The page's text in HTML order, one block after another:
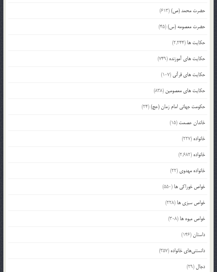
حضرت محمد (ص)(613)
حضرت معصومه (س)(45)
حکایت ها (2,244)
حکایت های آموزنده (749)
حکایت های قرآنی (107)
حکایت های معصومین (838)
حکومت جهانی امام زمان (عج)(24)
خاندان عصمت (15)
خانواده (227)
خانواده (2,682)
خانواده مهدوی (22)
خواص خوراکی ها (550)
خواص سبزی ها (228)
خواص میوه ها (308)
داستان(146)
دانستنی‌های خانواده (357)
دجال (29)